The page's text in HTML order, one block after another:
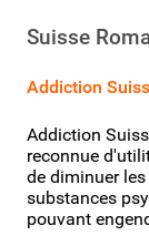
Suisse
Addiction
Addiction
reconnue
de diminuer
substances
pouvant